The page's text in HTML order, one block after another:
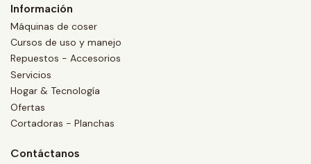
Información
Máquinas de coser
Cursos de uso y manejo
Repuestos - Accesorios
Servicios
Hogar & Tecnología
Ofertas
Cortadoras - Planchas
Contáctanos